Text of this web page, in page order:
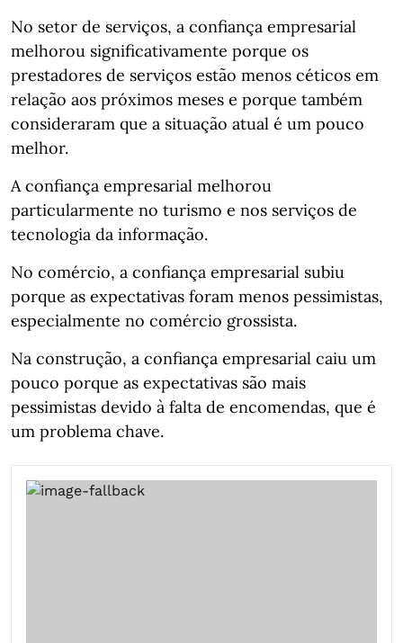
No setor de serviços, a confiança empresarial
melhorou significativamente porque os
prestadores de serviços estão menos céticos em
relação aos próximos meses e porque também
consideraram que a situação atual é um pouco
melhor.
A confiança empresarial melhorou
particularmente no turismo e nos serviços de
tecnologia da informação.
No comércio, a confiança empresarial subiu
porque as expectativas foram menos pessimistas,
especialmente no comércio grossista.
Na construção, a confiança empresarial caiu um
pouco porque as expectativas são mais
pessimistas devido à falta de encomendas, que é
um problema chave.